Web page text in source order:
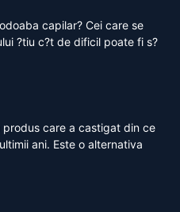
capilar? Cei care se
?tiu c?t de dificil poate fi s?
produs care a castigat din ce
ani. Este o alternativa